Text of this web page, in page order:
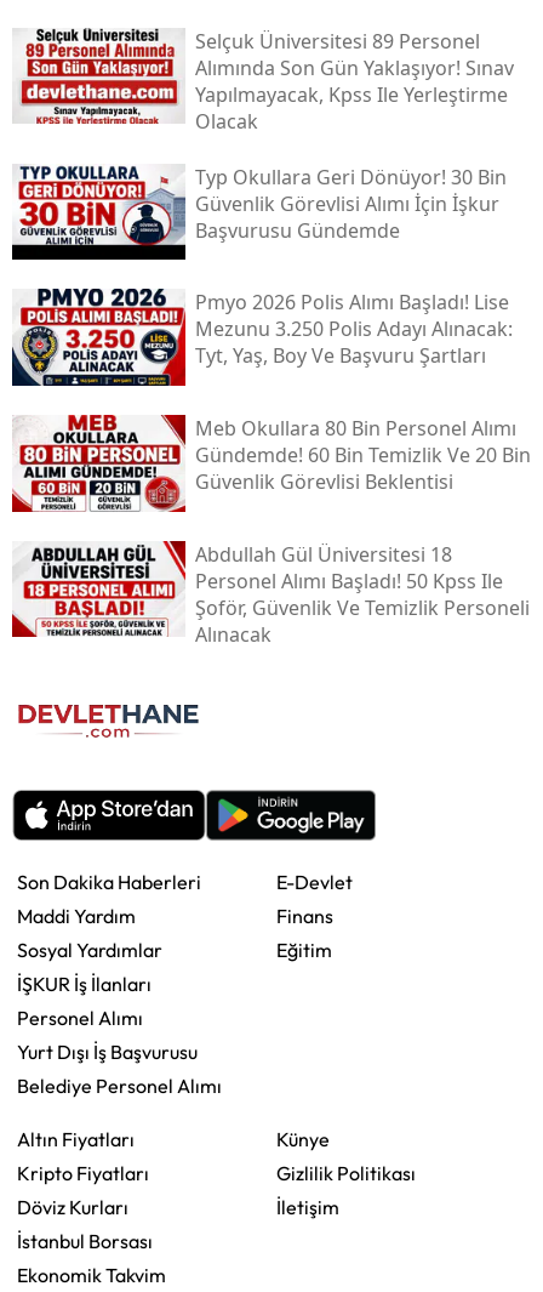
Selçuk Üniversitesi 89 Personel
Alımında Son Gün Yaklaşıyor! Sınav
Yapılmayacak, Kpss Ile Yerleştirme
Olacak
Typ Okullara Geri Dönüyor! 30 Bin
Güvenlik Görevlisi Alımı İçin İşkur
Başvurusu Gündemde
Pmyo 2026 Polis Alımı Başladı! Lise
Mezunu 3.250 Polis Adayı Alınacak:
Tyt, Yaş, Boy Ve Başvuru Şartları
Meb Okullara 80 Bin Personel Alımı
Gündemde! 60 Bin Temizlik Ve 20 Bin
Güvenlik Görevlisi Beklentisi
Abdullah Gül Üniversitesi 18
Personel Alımı Başladı! 50 Kpss Ile
Şoför, Güvenlik Ve Temizlik Personeli
Alınacak
Son Dakika Haberleri
Maddi Yardım
Sosyal Yardımlar
İŞKUR İş İlanları
Personel Alımı
Yurt Dışı İş Başvurusu
Belediye Personel Alımı
E-Devlet
Finans
Eğitim
Altın Fiyatları
Kripto Fiyatları
Döviz Kurları
İstanbul Borsası
Ekonomik Takvim
Künye
Gizlilik Politikası
İletişim